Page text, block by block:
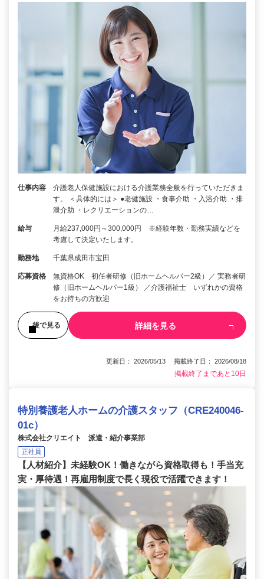
仕事内容
介護老人保健施設における介護業務全般を行っていただきま
す。 ＜具体的には＞ ●老健施設 ・食事介助 ・入浴介助 ・排
泄介助 ・レクリエーションの…
給与
月給237,000円～300,000円 ※経験年数・勤務実績などを
考慮して決定いたします。
勤務地 千葉県成田市宝田
応募資格
無資格OK 初任者研修（旧ホームヘルパー2級）／ 実務者研
修（旧ホームヘルパー1級） ／介護福祉士 いずれかの資格
をお持ちの方歓迎
後で見る 詳細を見る
更新日： 2026/05/13 掲載終了日： 2026/08/18
掲載終了まであと10日
特別養護老人ホームの介護スタッフ（CRE240046-
01c）
株式会社クリエイト 派遣・紹介事業部
正社員
【人材紹介】未経験OK！働きながら資格取得も！手当充
実・厚待遇！再雇用制度で長く現役で活躍できます！